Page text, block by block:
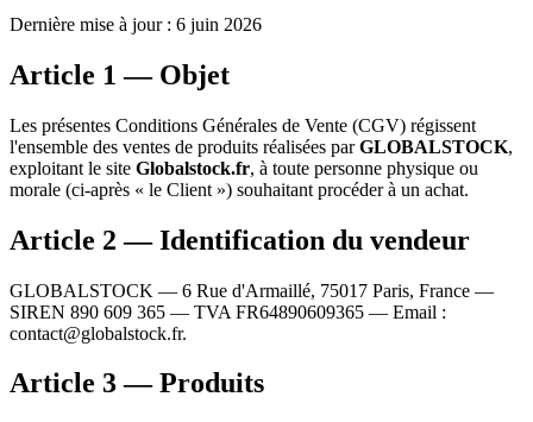
Dernière mise à jour : 6 juin 2026
Article 1 — Objet
Les présentes Conditions Générales de Vente (CGV) régissent
l'ensemble des ventes de produits réalisées parGLOBALSTOCK,
exploitant le site Globalstock.fr, à toute personne physique ou
morale (ci-après « le Client ») souhaitant procéder à un achat.
Article 2 — Identification du vendeur
GLOBALSTOCK — 6 Rue d'Armaillé, 75017 Paris, France —
SIREN 890 609 365 — TVA FR64890609365 — Email :
contact@globalstock.fr.
Article 3 — Produits